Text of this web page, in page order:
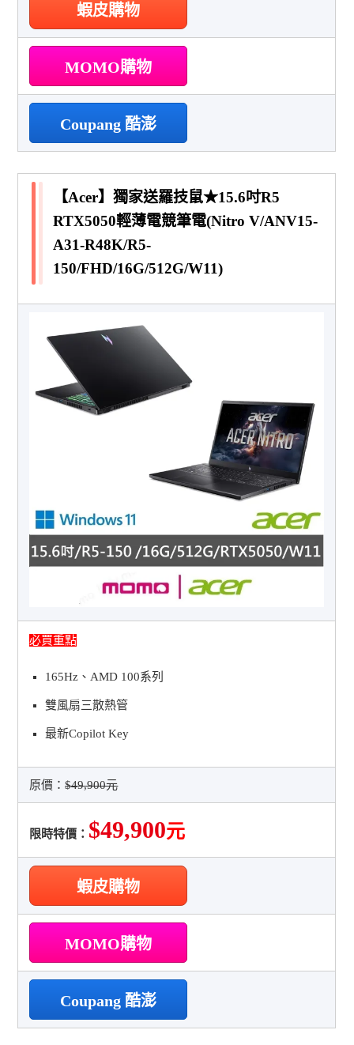
蝦皮購物
MOMO購物
Coupang 酷澎
【Acer】獨家送羅技鼠★15.6吋R5
RTX5050輕薄電競筆電(Nitro V/ANV15-
A31-R48K/R5-
150/FHD/16G/512G/W11)
必買重點
165Hz、AMD 100系列
雙風扇三散熱管
最新Copilot Key
原價：$49,900元
限時特價： $49,900元
蝦皮購物
MOMO購物
Coupang 酷澎